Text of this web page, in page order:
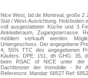
Nice West, bd de Montreal, große 2
Süd / West-Ausrichtung. Holzboden
voll ausgestatteter Küche und 3
Ankleideraum, Zugangsterrasse.
möbliert verkauft werden.
Untergeschoss. Der angegebene
4, 55% TTC des angegebenen
Käufers. DPE: 151, dh GHG: 35,
beim RSAC of NICE unter der
Dachfenster der Immobilie - Ihr
Referenznr. Mandat: 68527 Ref: